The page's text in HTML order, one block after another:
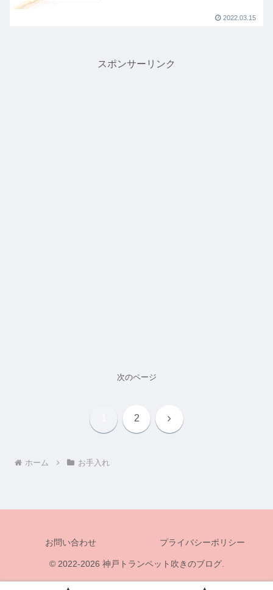
2022.03.15
スポンサーリンク
次のページ
2 次
ホーム お手入れ
お問い合わせ プライバシーポリシー
© 2022-2026 神戸トランペット吹きのブログ.